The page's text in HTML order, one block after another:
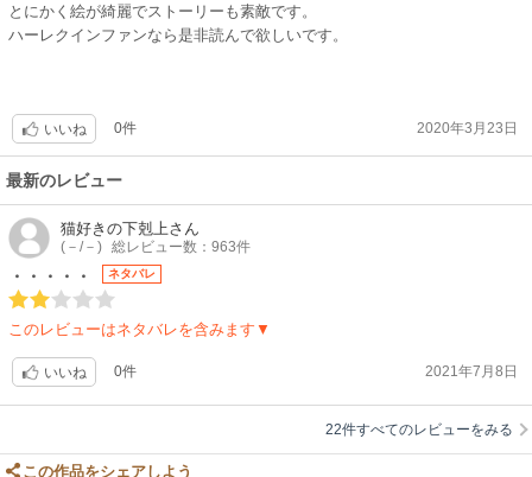
とにかく絵が綺麗でストーリーも素敵です。
ハーレクインファンなら是非読んで欲しいです。
いいね 0件 2020年3月23日
最新のレビュー
猫好きの下剋上さん
(－/－) 総レビュー数：963件
・・・・・ ネタバレ
このレビューはネタバレを含みます▼
いいね 0件 2021年7月8日
22件すべてのレビューをみる
この作品をシェアしよう